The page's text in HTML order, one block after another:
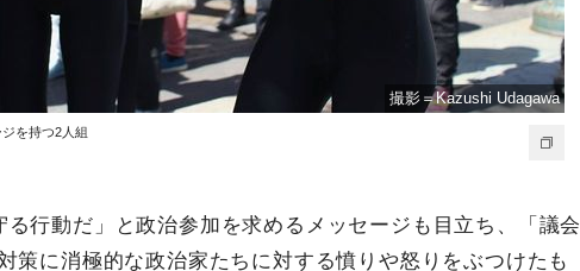
撮影＝Kazushi Udagawa
を持つ2人組
る行動だ」と政治参加を求めるメッセージも目立ち、「議会
策に消極的な政治家たちに対する憤りや怒りをぶつけたも